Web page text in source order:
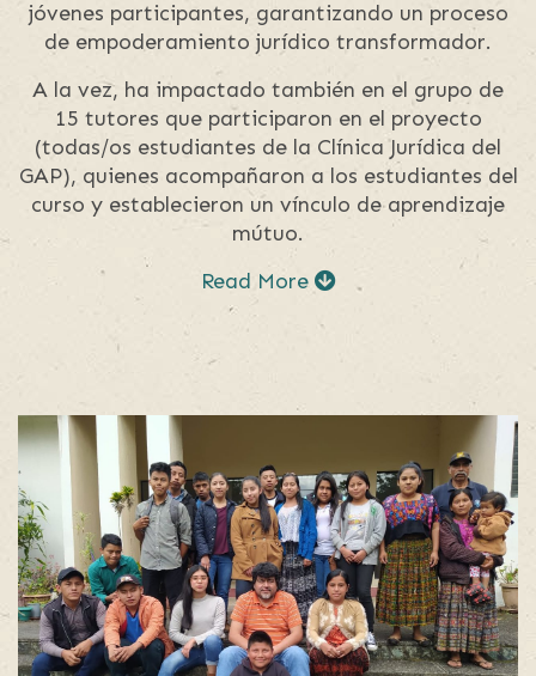
jóvenes participantes, garantizando un proceso
de empoderamiento jurídico transformador.
A la vez, ha impactado también en el grupo de
15 tutores que participaron en el proyecto
(todas/os estudiantes de la Clínica Jurídica del
GAP), quienes acompañaron a los estudiantes del
curso y establecieron un vínculo de aprendizaje
mútuo.
Read More